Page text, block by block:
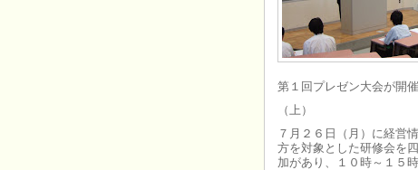
第１回プレゼン大会が開催
（上）
７月２６日（月）に経営
方を対象とした研修会を
加があり、１０時～１５